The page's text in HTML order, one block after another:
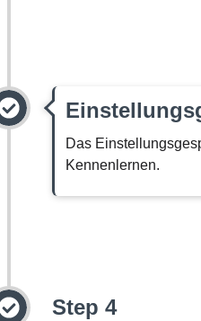
Das
Kennenlernen.
Step 4